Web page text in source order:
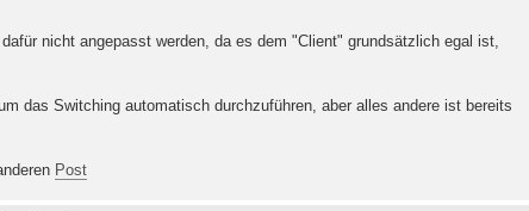
nicht angepasst werden, da es dem "Client" grundsätzlich egal ist,
das Switching automatisch durchzuführen, aber alles andere ist bereits
Post